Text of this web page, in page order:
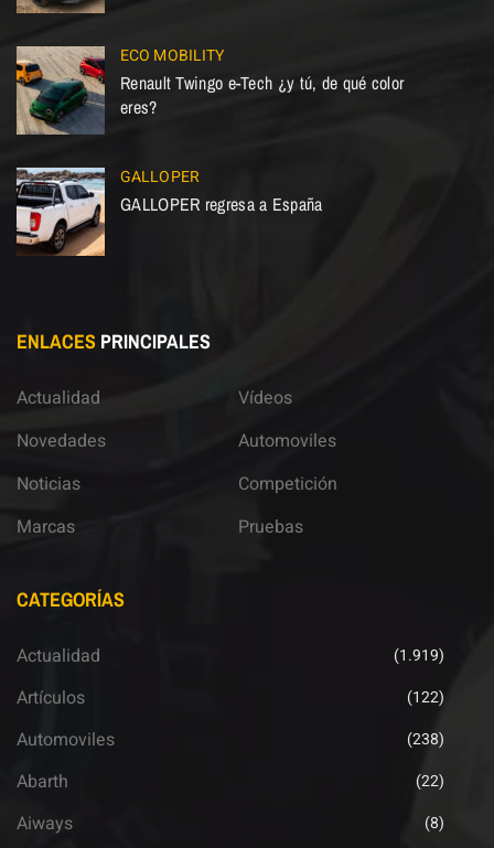
ECO MOBILITY
Renault Twingo e-Tech ¿y tú, de qué color
eres?
GALLOPER
GALLOPER regresa a España
ENLACES PRINCIPALES
Actualidad
Novedades
Noticias
Marcas
Vídeos
Automoviles
Competición
Pruebas
CATEGORÍAS
Actualidad (1.919)
Artículos (122)
Automoviles (238)
Abarth (22)
Aiways (8)